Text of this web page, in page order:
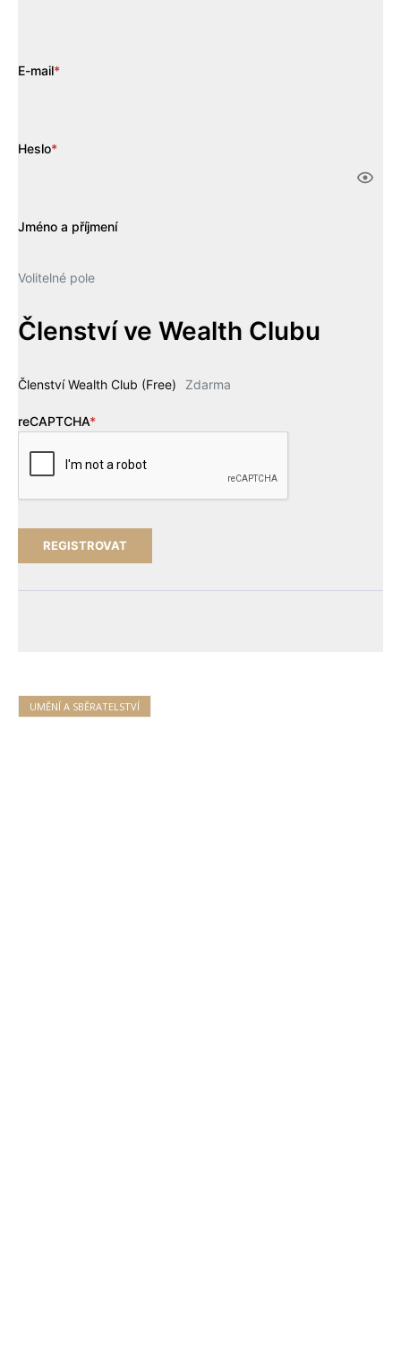
E-mail*
Heslo*
Jméno a příjmení
Volitelné pole
Členství ve Wealth Clubu
Členství Wealth Club (Free) Zdarma
reCAPTCHA*
UMĚNÍ A SBĚRATELSTVÍ